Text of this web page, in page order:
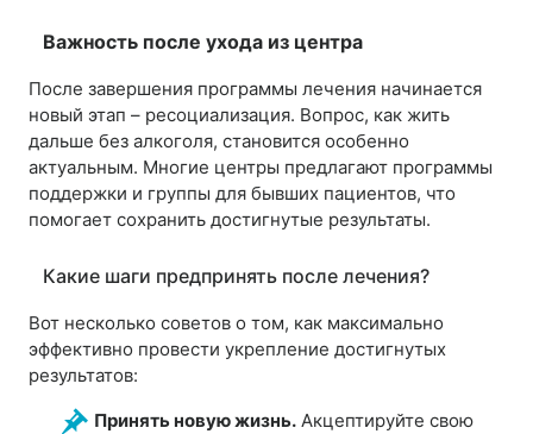
Важность после ухода из центра
После завершения программы лечения начинается
новый этап – ресоциализация. Вопрос, как жить
дальше без алкоголя, становится особенно
актуальным. Многие центры предлагают программы
поддержки и группы для бывших пациентов, что
помогает сохранить достигнутые результаты.
Какие шаги предпринять после лечения?
Вот несколько советов о том, как максимально
эффективно провести укрепление достигнутых
результатов:
Принять новую жизнь. Акцептируйте свою